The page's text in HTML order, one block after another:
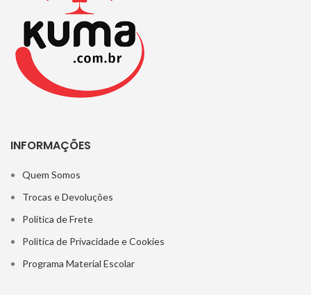
INFORMAÇÕES
Quem Somos
Trocas e Devoluções
Política de Frete
Política de Privacidade e Cookies
Programa Material Escolar